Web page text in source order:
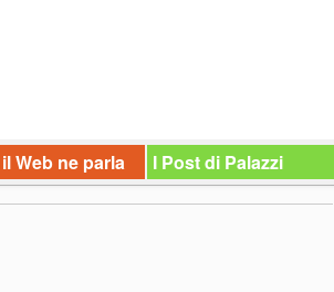
Web ne parla I Post di Palazzi